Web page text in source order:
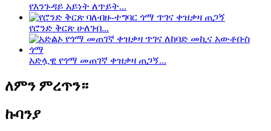
የእንጉዳይ አይነት ለጥይት...
የሮንድ ቅርጽ ሁለገብ...
አድሏዊ የጎማ መጠገኛ ቀዝቃዛ ጠጋኝ...
ለምን ምረጥን።
ኩባንያ